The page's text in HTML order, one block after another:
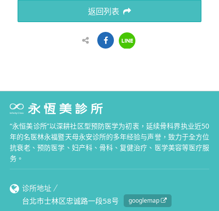
返回列表
“永恒美诊所”以深耕社区型预防医学为初衷，延续骨科界执业近50
年的名医林永福暨天母永安诊所的多年经验与声誉，致力于全方位
抗衰老、预防医学、妇产科、骨科、复健治疗、医学美容等医疗服
务。
诊所地址
台北市士林区忠诚路一段58号
googlemap